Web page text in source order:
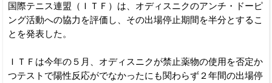
国際テニス連盟（ＩＴＦ）は、オディスニクのアンチ・ドーピ
ング活動への協力を評価し、その出場停止期間を半分とするこ
とを発表した。
ＩＴＦは今年の５月、オディスニクが禁止薬物の使用を否定か
つテストで陽性反応がでなかったにも関わらず２年間の出場停